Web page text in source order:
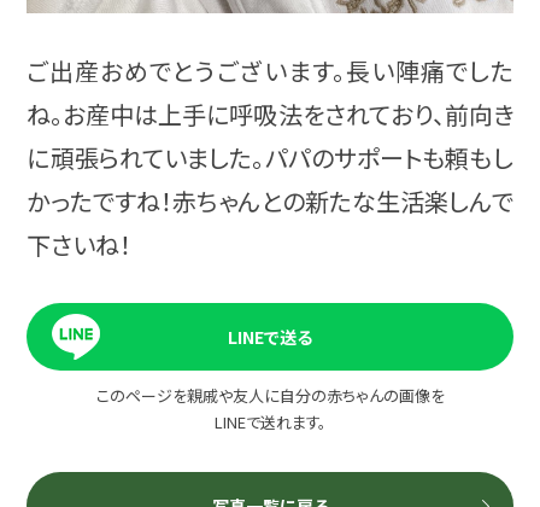
ご出産おめでとうございます。長い陣痛でした
ね。お産中は上手に呼吸法をされており、前向き
に頑張られていました。パパのサポートも頼もし
かったですね！赤ちゃんとの新たな生活楽しんで
下さいね！
LINEで送る
このページを親戚や友人に自分の赤ちゃんの画像を
LINEで送れます。